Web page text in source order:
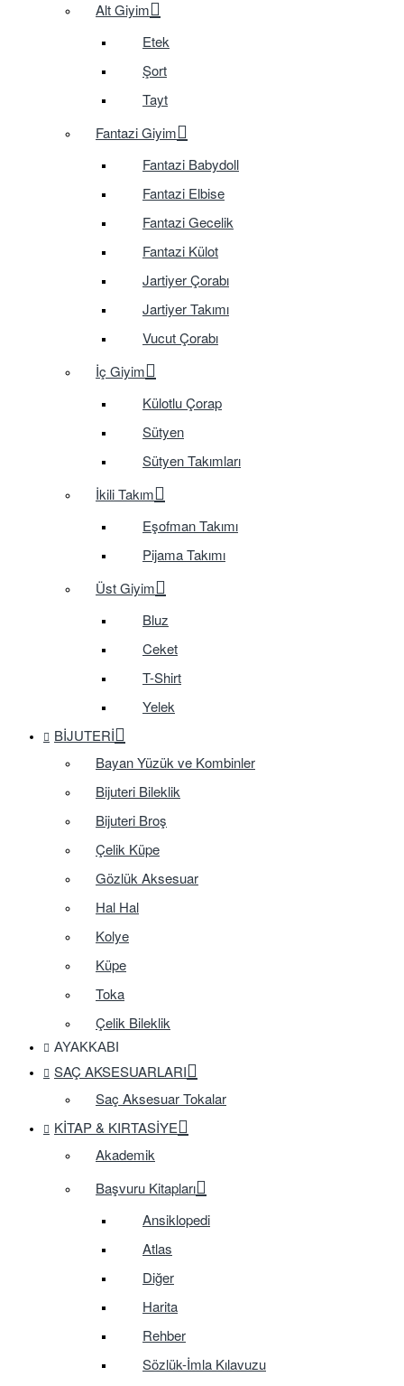
Alt Giyim
Etek
Şort
Tayt
Fantazi Giyim
Fantazi Babydoll
Fantazi Elbise
Fantazi Gecelik
Fantazi Külot
Jartiyer Çorabı
Jartiyer Takımı
Vucut Çorabı
İç Giyim
Külotlu Çorap
Sütyen
Sütyen Takımları
İkili Takım
Eşofman Takımı
Pijama Takımı
Üst Giyim
Bluz
Ceket
T-Shirt
Yelek
BIJUTERI
Bayan Yüzük ve Kombinler
Bijuteri Bileklik
Bijuteri Broş
Çelik Küpe
Gözlük Aksesuar
Hal Hal
Kolye
Küpe
Toka
Çelik Bileklik
AYAKKABI
SAÇ AKSESUARLARI
Saç Aksesuar Tokalar
KITAP & KIRTASIYE
Akademik
Başvuru Kitapları
Ansiklopedi
Atlas
Diğer
Harita
Rehber
Sözlük-İmla Kılavuzu